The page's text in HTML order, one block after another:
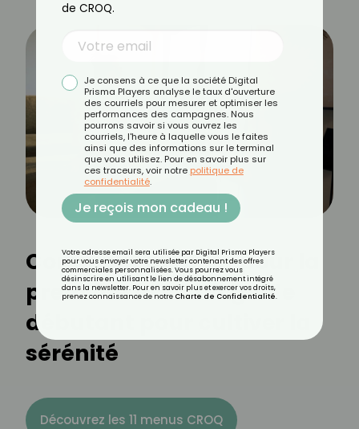
Comment méditer pour la
première fois ? Un guide
débutant pour cultiver la
sérénité
Découvrez les 11 menus CROQ
de CROQ.
Je consens à ce que la société Digital
Prisma Players analyse le taux d'ouverture
des courriels pour mesurer et optimiser les
performances des campagnes. Nous
pourrons savoir si vous ouvrez les
courriels, l'heure à laquelle vous le faites
ainsi que des informations sur le terminal
que vous utilisez. Pour en savoir plus sur
ces traceurs, voir notre politique de
confidentialité.
Je reçois mon cadeau !
Votre adresse email sera utilisée par Digital Prisma Players
pour vous envoyer votre newsletter contenant des offres
commerciales personnalisées. Vous pourrez vous
désinscrire en utilisant le lien de désabonnement intégré
dans la newsletter. Pour en savoir plus et exercer vos droits,
prenez connaissance de notre Charte de Confidentialité.